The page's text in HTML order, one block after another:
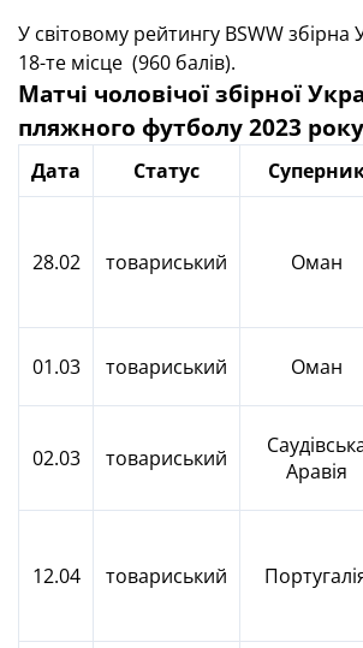
У світовому рейтингу BSWW збірна
18-те місце (960 балів).
Матчі чоловічої збірної
пляжного футболу 2023 року
Дата Статус
28.02 товариський Оман
01.03 товариський Оман
02.03 товариський
Аравія
12.04 товариський